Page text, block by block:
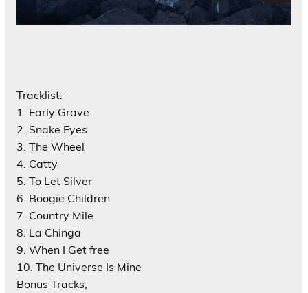
Tracklist:
1. Early Grave
2. Snake Eyes
3. The Wheel
4. Catty
5. To Let Silver
6. Boogie Children
7. Country Mile
8. La Chinga
9. When I Get free
10. The Universe Is Mine
Bonus Tracks;